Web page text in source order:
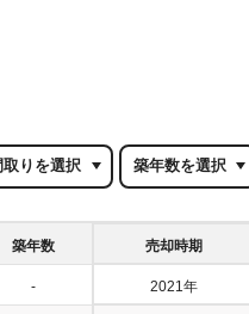
築年数 売却時期
- 2021年